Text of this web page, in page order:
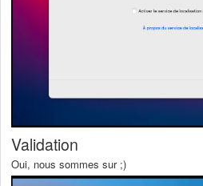
Validation
Oui, nous sommes sur ;)